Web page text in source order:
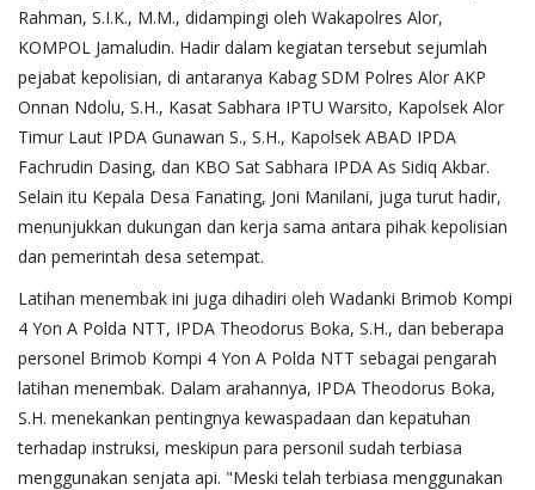
Rahman, S.I.K., M.M., didampingi oleh Wakapolres Alor,
KOMPOL Jamaludin. Hadir dalam kegiatan tersebut sejumlah
pejabat kepolisian, di antaranya Kabag SDM Polres Alor AKP
Onnan Ndolu, S.H., Kasat Sabhara IPTU Warsito, Kapolsek Alor
Timur Laut IPDA Gunawan S., S.H., Kapolsek ABAD IPDA
Fachrudin Dasing, dan KBO Sat Sabhara IPDA As Sidiq Akbar.
Selain itu Kepala Desa Fanating, Joni Manilani, juga turut hadir,
menunjukkan dukungan dan kerja sama antara pihak kepolisian
dan pemerintah desa setempat.
Latihan menembak ini juga dihadiri oleh Wadanki Brimob Kompi
4 Yon A Polda NTT, IPDA Theodorus Boka, S.H., dan beberapa
personel Brimob Kompi 4 Yon A Polda NTT sebagai pengarah
latihan menembak. Dalam arahannya, IPDA Theodorus Boka,
S.H. menekankan pentingnya kewaspadaan dan kepatuhan
terhadap instruksi, meskipun para personil sudah terbiasa
menggunakan senjata api. "Meski telah terbiasa menggunakan